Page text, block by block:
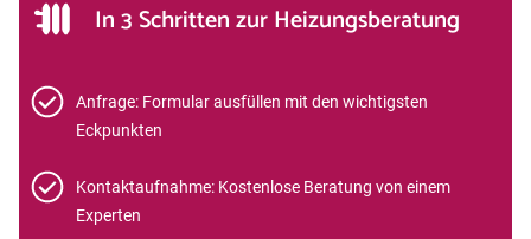
In 3 Schritten zur Heizungsberatung
Anfrage: Formular ausfüllen mit den wichtigsten
Eckpunkten
Kontaktaufnahme: Kostenlose Beratung von einem
Experten